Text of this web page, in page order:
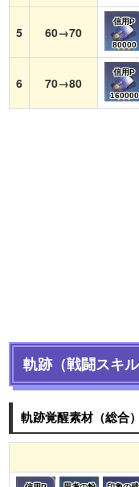
5 60→70
信用P
80000
6 70→80
信用P
160000
軌跡（戦闘スキ
軌跡覚醒素材（総合）